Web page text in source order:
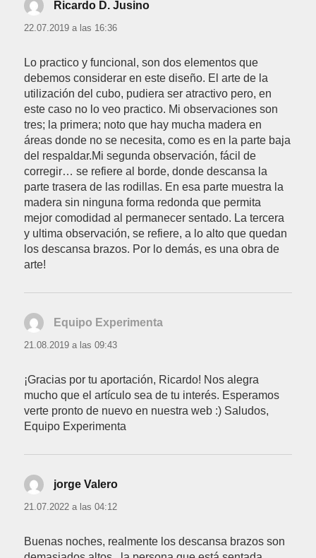
Ricardo D. Jusino
22.07.2019 a las 16:36
Lo practico y funcional, son dos elementos que
debemos considerar en este diseño. El arte de la
utilización del cubo, pudiera ser atractivo pero, en
este caso no lo veo practico. Mi observaciones son
tres; la primera; noto que hay mucha madera en
áreas donde no se necesita, como es en la parte baja
del respaldar.Mi segunda observación, fácil de
corregir… se refiere al borde, donde descansa la
parte trasera de las rodillas. En esa parte muestra la
madera sin ninguna forma redonda que permita
mejor comodidad al permanecer sentado. La tercera
y ultima observación, se refiere, a lo alto que quedan
los descansa brazos. Por lo demás, es una obra de
arte!
Equipo Experimenta
21.08.2019 a las 09:43
¡Gracias por tu aportación, Ricardo! Nos alegra
mucho que el artículo sea de tu interés. Esperamos
verte pronto de nuevo en nuestra web :) Saludos,
Equipo Experimenta
jorge Valero
21.07.2022 a las 04:12
Buenas noches, realmente los descansa brazos son